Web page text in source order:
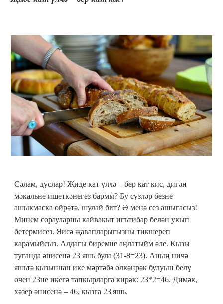
Сәлам, дуслар! Җиде кат үлчә ‒ бер кат кис, дигән
мәкальне ишеткәнегез бармы? Бу сүзләр безне
ашыкмаска өйрәтә, шулай бит? Ә менә сез ашыгасыз!
Минем сорауларны кайвакыт игътибар белән укып
бетермисез. Яисә җавапларыгызны тикшереп
карамыйсыз. Алдагы биремне аңлатыйм әле. Кызы
туганда әнисенә 23 яшь була (31-8=23). Аның ничә
яшьтә кызыннан ике мәртәбә өлкәнрәк булуын белү
өчен 23не икегә тапкырларга кирәк: 23*2=46. Димәк,
хәзер әнисенә – 46, кызга 23 яшь.